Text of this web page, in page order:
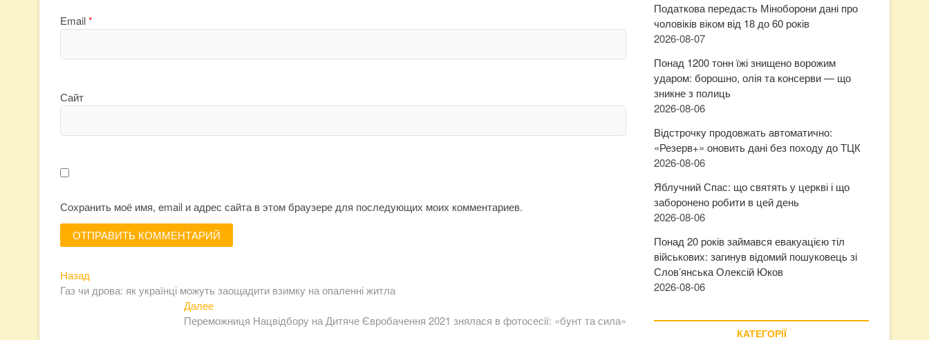
Email*
Сайт
Сохранить моё имя, email и адрес сайта в этом браузере для последующих моих комментариев.
Навигация
по
Назад
запись:
Газ чи дрова: як українці можуть заощадити взимку на опаленні житла
ДалееСледующая
запись:
Переможниця Нацвідбору на Дитяче Євробачення 2021 знялася в фотосесії: «бунт та сила»
Податкова передасть Міноборони дані про
чоловіків віком від 18 до 60 років
2026-08-07
Понад 1200 тонн їжі знищено ворожим
ударом: борошно, олія та консерви — що
зникне з полиць
2026-08-06
Відстрочку продовжать автоматично:
«Резерв+» оновить дані без походу до ТЦК
2026-08-06
Яблучний Спас: що святять у церкві і що
заборонено робити в цей день
2026-08-06
Понад 20 років займався евакуацією тіл
військових: загинув відомий пошуковець зі
Слов’янська Олексій Юков
2026-08-06
КАТЕГОРІЇ